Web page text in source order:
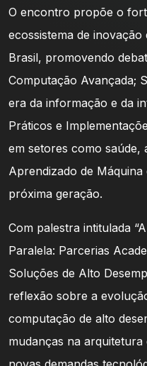
O encontro propõe o
ecossistema de
Brasil, promovendo
Computação Avançada;
era da informação e da
Práticos e
em setores como saúde,
Aprendizado de
próxima geração.
Com palestra intitulada
Paralela: Parcerias
Soluções de Alto
reflexão sobre a
computação de alto
mudanças na